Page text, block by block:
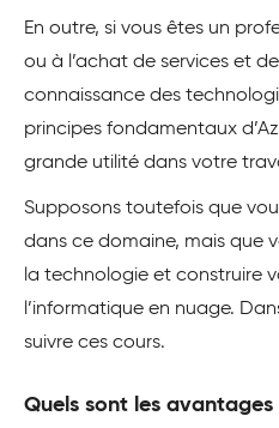
En outre, si vous êtes un
ou à l’achat de services et
connaissance des
principes fondamentaux
grande utilité dans votre
Supposons toutefois que
dans ce domaine, mais que
la technologie et construire
l’informatique en nuage.
suivre ces cours.
Quels sont les